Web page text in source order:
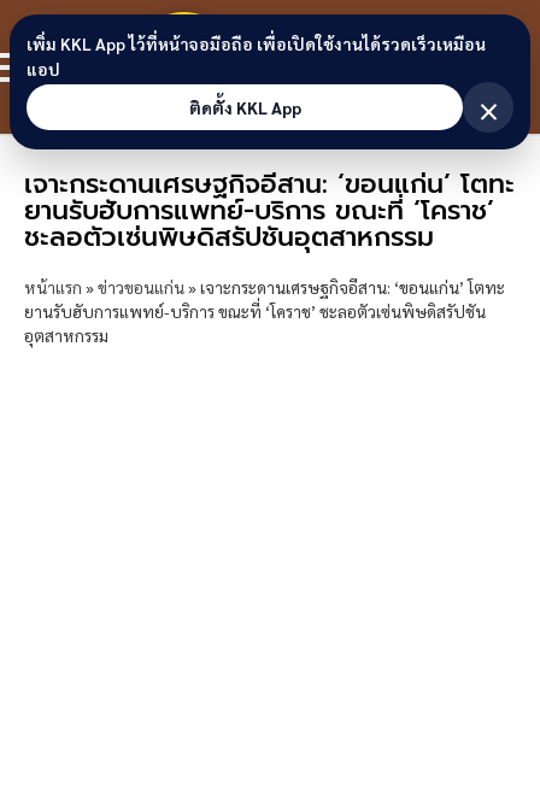
Skip to content
ขอนแก่น
ลิงก์
เจาะกระดานเศรษฐกิจอีสาน: ‘ขอนแก่น’ โตทะ
ยานรับฮับการแพทย์-บริการ ขณะที่ ‘โคราช’
ชะลอตัวเซ่นพิษดิสรัปชันอุตสาหกรรม
หน้าแรก »ข่าวขอนแก่น»เจาะกระดานเศรษฐกิจอีสาน: ‘ขอนแก่น’ โตทะ
ยานรับฮับการแพทย์-บริการ ขณะที่ ‘โคราช’ ชะลอตัวเซ่นพิษดิสรัปชัน
อุตสาหกรรม
เพิ่ม KKL App ไว้ที่หน้าจอมือถือ เพื่อเปิดใช้งานได้รวดเร็วเหมือน
แอป
ติดตั้ง KKL App
×